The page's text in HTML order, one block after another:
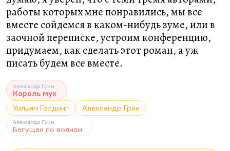
работы которых мне понравились, мы все
вместе сойдемся в каком-нибудь зуме, или в
заочной переписке, устроим конференцию,
придумаем, как сделать этот роман, а уж
писать будем все вместе.
Александр Грин
Король мух
Уильям Голдинг
Александр Грин
Александр Грин
Бегущая по волнам